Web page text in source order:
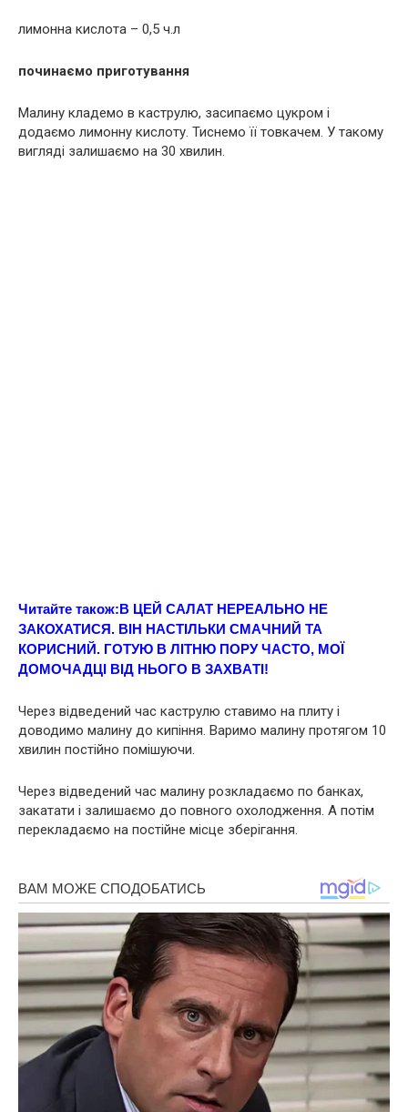
лимонна кислота – 0,5 ч.л
починаємо приготування
Малину кладемо в каструлю, засипаємо цукром і
додаємо лимонну кислоту. Тиснемо її товкачем. У такому
вигляді залишаємо на 30 хвилин.
Читайте також:В ЦEЙ САЛАТ НЕРEАЛЬНО НЕ
ЗАКОХАТИСЯ. ВIН НАСТIЛЬКИ СМAЧНИЙ ТА
КОPИСНИЙ. ГОТУЮ В ЛІТНЮ ПОРУ ЧАСТО, МOЇ
ДОМOЧАДЦІ ВІД НЬОГО В ЗAХВAТІ!
Через відведений час каструлю ставимо на плиту і
доводимо малину до кипіння. Варимо малину протягом 10
хвилин постійно помішуючи.
Через відведений час малину розкладаємо по банках,
закатати і залишаємо до повного охолодження. А потім
перекладаємо на постійне місце зберігання.